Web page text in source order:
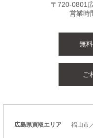
〒720-0801
営業時
無
ご
広島県買取エリア 福山市